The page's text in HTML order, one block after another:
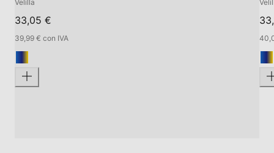
Velilla
33,05 €
39,99 € con IVA